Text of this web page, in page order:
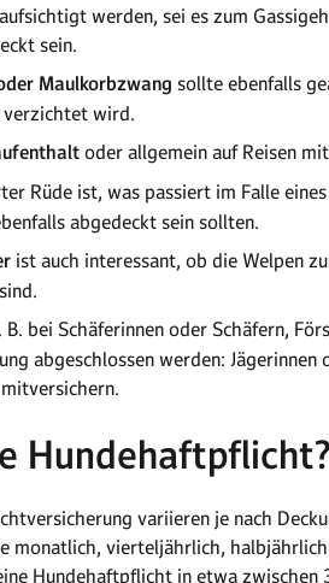
werden, sei es zum
sein.
Maulkorbzwang sollte ebenfalls
wird.
oder allgemein auf Reisen
Rüde ist, was passiert im Falle eines
abgedeckt sein sollten.
ist auch interessant, ob die Welpen
B. bei Schäferinnen oder Schäfern,
abgeschlossen werden:
variieren je nach
monatlich, vierteljährlich,
Hundehaftpflicht in etwa zwischen